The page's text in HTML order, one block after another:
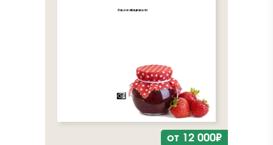
от 12 000₽